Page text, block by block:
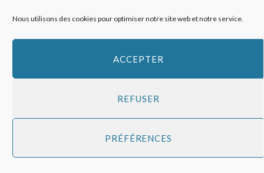
Nous utilisons des cookies pour optimiser notre site web et notre service.
ACCEPTER
REFUSER
PRÉFÉRENCES
Sigalas Rabaud et Moderato revisitent le vin liquoreux